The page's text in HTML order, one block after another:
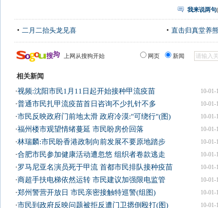
我来说两句(
二月二抬头龙见喜 直击归真堂养
上网从搜狗开始 网页 新闻
相关新闻
10-01-
·视频:沈阳市民1月11日起开始接种甲流疫苗
10-01-
·普通市民扎甲流疫苗首日咨询不少扎针不多
10-01-
·市民反映政府门前地太滑 政府冷漠:"可绕行"(图)
10-01-
·福州楼市观望情绪蔓延 市民盼房价回落
10-01-
·林瑞麟:市民盼香港政制向前发展不要原地踏步
10-01-
·合肥市民参加健康活动遭忽悠 组织者卷款逃走
10-01-
·罗马尼亚名演员死于甲流 首都市民排队接种疫苗
10-01-
·商超手扶电梯依然运转 市民建议加强限电监管
10-01-
·郑州警营开放日 市民亲密接触特巡警(组图)
10-01-
·市民到政府反映问题被拒反遭门卫摁倒殴打(图)